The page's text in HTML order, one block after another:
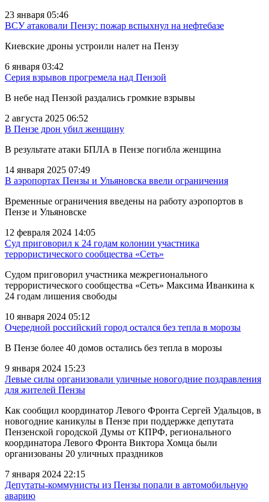
23 января 05:46
ВСУ атаковали Пензу: пожар вспыхнул на нефтебазе
Киевские дроны устроили налет на Пензу
6 января 03:42
Серия взрывов прогремела над Пензой
В небе над Пензой раздались громкие взрывы
2 августа 2025 06:52
В Пензе дрон убил женщину
В результате атаки БПЛА в Пензе погибла женщина
14 января 2025 07:49
В аэропортах Пензы и Ульяновска ввели ограничения
Временные ограничения введены на работу аэропортов в
Пензе и Ульяновске
12 февраля 2024 14:05
Суд приговорил к 24 годам колонии участника
террористического сообщества «Сеть»
Судом приговорил участника межрегионального
террористического сообщества «Сеть» Максима Иванкина к
24 годам лишения свободы
10 января 2024 05:12
Очередной российский город остался без тепла в морозы
В Пензе более 40 домов остались без тепла в морозы
9 января 2024 15:23
Левые силы организовали уличные новогодние поздравления
для жителей Пензы
Как сообщил координатор Левого Фронта Сергей Удальцов, в
новогодние каникулы в Пензе при поддержке депутата
Пензенской городской Думы от КПРФ, регионального
координатора Левого Фронта Виктора Хомца были
организованы 20 уличных праздников
7 января 2024 22:15
Депутаты-коммунисты из Пензы попали в автомобильную
аварию